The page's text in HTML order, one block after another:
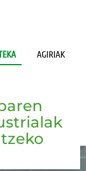
AGIRIAK